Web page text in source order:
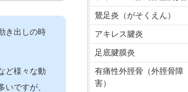
き出しの時
ど様々な動
ですが、
鵞足炎（がそくえん）
アキレス腱炎
足底腱膜炎
有痛性外脛骨（外脛骨障
害）